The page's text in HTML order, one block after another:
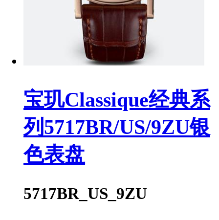
宝玑Classique经典系
列5717BR/US/9ZU银
色表盘
5717BR_US_9ZU